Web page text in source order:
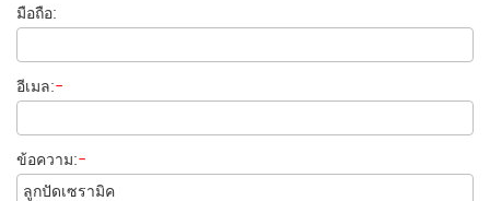
มือถือ:
อีเมล:-
ข้อความ:-